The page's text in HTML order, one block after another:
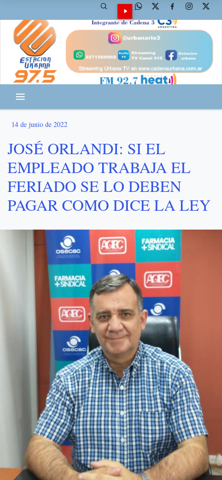
14 de junio de 2022
JOSÉ ORLANDI: SI EL
EMPLEADO TRABAJA EL
FERIADO SE LO DEBEN
PAGAR COMO DICE LA LEY